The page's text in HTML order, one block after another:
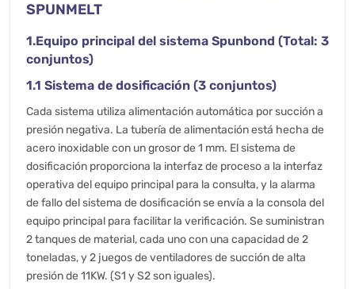
SPUNMELT
1.Equipo principal del sistema Spunbond (Total: 3
conjuntos)
1.1 Sistema de dosificación (3 conjuntos)
Cada sistema utiliza alimentación automática por succión a
presión negativa. La tubería de alimentación está hecha de
acero inoxidable con un grosor de 1 mm. El sistema de
dosificación proporciona la interfaz de proceso a la interfaz
operativa del equipo principal para la consulta, y la alarma
de fallo del sistema de dosificación se envía a la consola del
equipo principal para facilitar la verificación. Se suministran
2 tanques de material, cada uno con una capacidad de 2
toneladas, y 2 juegos de ventiladores de succión de alta
presión de 11KW. (S1 y S2 son iguales).